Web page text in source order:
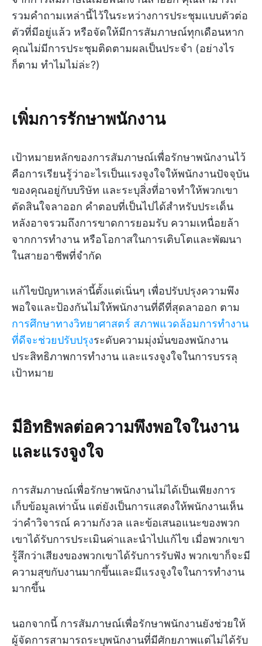
รวมคำถามเหล่านี้ไว้ในระหว่างการประชุมแบบตัวต่อ
ตัวที่มีอยู่แล้ว หรือจัดให้มีการสัมภาษณ์ทุกเดือนหาก
คุณไม่มีการประชุมติดตามผลเป็นประจำ (อย่างไร
ก็ตาม ทำไมไม่ล่ะ?)
เพิ่มการรักษาพนักงาน
เป้าหมายหลักของการสัมภาษณ์เพื่อรักษาพนักงานไว้
คือการเรียนรู้ว่าอะไรเป็นแรงจูงใจให้พนักงานปัจจุบัน
ของคุณอยู่กับบริษัท และระบุสิ่งที่อาจทำให้พวกเขา
ตัดสินใจลาออก คำตอบที่เป็นไปได้สำหรับประเด็น
หลังอาจรวมถึงการขาดการยอมรับ ความเหนื่อยล้า
จากการทำงาน หรือโอกาสในการเติบโตและพัฒนา
ในสายอาชีพที่จำกัด
แก้ไขปัญหาเหล่านี้ตั้งแต่เนิ่นๆ เพื่อปรับปรุงความพึง
พอใจและป้องกันไม่ให้พนักงานที่ดีที่สุดลาออก ตาม
การศึกษาทางวิทยาศาสตร์ สภาพแวดล้อมการทำงาน
ที่ดีจะช่วยปรับปรุงระดับความมุ่งมั่นของพนักงาน
ประสิทธิภาพการทำงาน และแรงจูงใจในการบรรลุ
เป้าหมาย
มีอิทธิพลต่อความพึงพอใจในงาน
และแรงจูงใจ
การสัมภาษณ์เพื่อรักษาพนักงานไม่ได้เป็นเพียงการ
เก็บข้อมูลเท่านั้น แต่ยังเป็นการแสดงให้พนักงานเห็น
ว่าคำวิจารณ์ ความกังวล และข้อเสนอแนะของพวก
เขาได้รับการประเมินค่าและนำไปแก้ไข เมื่อพวกเขา
รู้สึกว่าเสียงของพวกเขาได้รับการรับฟัง พวกเขาก็จะมี
ความสุขกับงานมากขึ้นและมีแรงจูงใจในการทำงาน
มากขึ้น
นอกจากนี้ การสัมภาษณ์เพื่อรักษาพนักงานยังช่วยให้
ผู้จัดการสามารถระบุพนักงานที่มีศักยภาพแต่ไม่ได้รับ